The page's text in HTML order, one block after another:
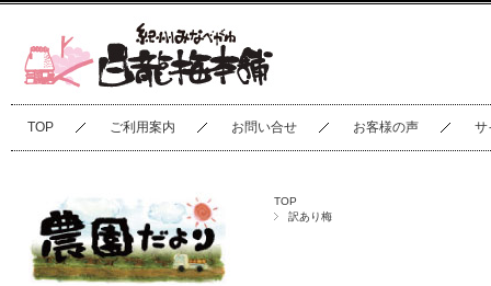
TOP ご利用案内 お問い合せ お客様の声 サ
TOP
訳あり梅